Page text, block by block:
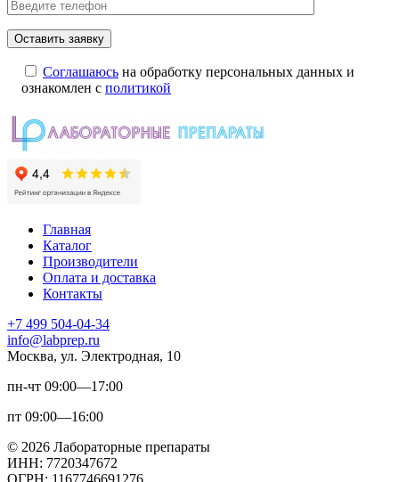
Соглашаюсь на обработку персональных данных и
ознакомлен с политикой
Главная
Каталог
Производители
Оплата и доставка
Контакты
+7 499 504-04-34
info@labprep.ru
Москва, ул. Электродная, 10
пн-чт 09:00—17:00
пт 09:00—16:00
© 2026 Лабораторные препараты
ИНН: 7720347672
ОГРН: 1167746691276